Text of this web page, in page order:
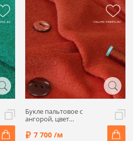
Букле пальтовое с
ангорой, цвет
7 700 /м